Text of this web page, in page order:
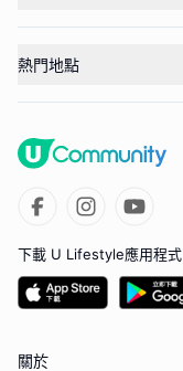
熱門地點
下載 U Lifestyle應用程式
關於